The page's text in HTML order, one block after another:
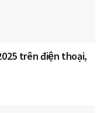
trên điện thoại,